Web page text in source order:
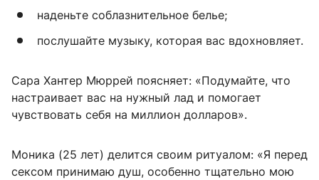
наденьте соблазнительное белье;
послушайте музыку, которая вас вдохновляет.
Сара Хантер Мюррей поясняет: «Подумайте, что
настраивает вас на нужный лад и помогает
чувствовать себя на миллион долларов».
Моника (25 лет) делится своим ритуалом: «Я перед
сексом принимаю душ, особенно тщательно мою